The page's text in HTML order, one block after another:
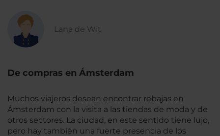
Lana de Wit
De compras en Ámsterdam
Muchos viajeros desean encontrar rebajas en
Ámsterdam con la visita a las tiendas de moda y de
otros sectores. La ciudad, en este sentido tiene lujo,
pero hay también una fuerte presencia de los